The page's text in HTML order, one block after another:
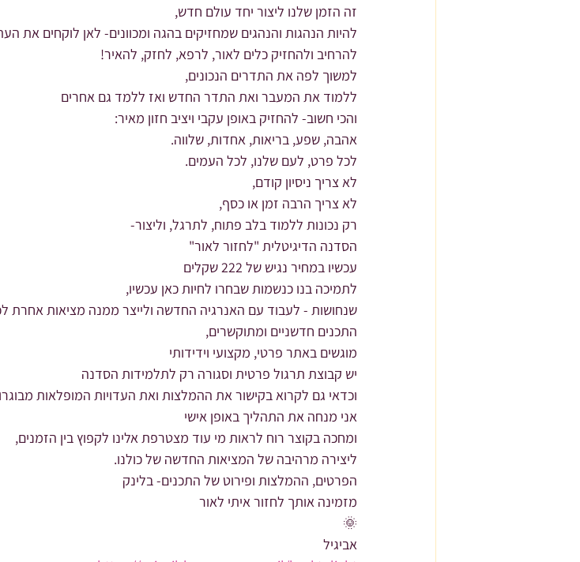
זה הזמן שלנו ליצור יחד עולם חדש,
להיות הנהגות והנהגים שמחזיקים בהגה ומכוונים- לאן לוקחים את
להרחיב ולהחזיק כלים לאור, לרפא, לחזק, להאיר!
למשוך לפה את התדרים הנכונים,
ללמוד את המעבר ואת התדר החדש ואז ללמד גם אחרים
והכי חשוב- להחזיק באופן עקבי ויציב חזון מאיר:
אהבה, שפע, בריאות, אחדות, שלווה.
לכל פרט, לעם שלנו, לכל העמים.
לא צריך ניסיון קודם,
לא צריך הרבה זמן או כסף,
רק נכונות ללמוד בלב פתוח, לתרגל, וליצור-
הסדנה הדיגיטלית "לחזור לאור"
עכשיו במחיר נגיש של 222 שקלים
לתמיכה בנו כנשמות שבחרו לחיות כאן עכשיו,
שנחושות - לעבוד עם האנרגיה החדשה ולייצר ממנה מציאות אחרת
התכנים חדשניים ומתוקשרים,
מוגשים באתר פרטי, מקצועי וידידותי
יש קבוצת תרגול פרטית וסגורה רק לתלמידות הסדנה
וכדאי גם לקרוא בקישור את ההמלצות ואת העדויות המופלאות
אני מנחה את התהליך באופן אישי
ומחכה בקוצר רוח לראות מי עוד מצטרפת אלינו לקפוץ בין הזמנים,
ליצירה מרהיבה של המציאות החדשה של כולנו.
הפרטים, ההמלצות ופירוט של התכנים- בלינק
מזמינה אותך לחזור איתי לאור
🌞
אביגיל